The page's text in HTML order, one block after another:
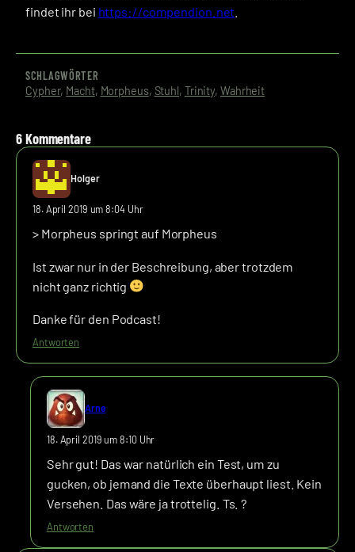
findet ihr bei https://compendion.net
SCHLAGWÖRTER
Cypher, Macht, Morpheus, Stuhl, Trinity, Wahrheit
6 Kommentare
Holger
18. April 2019 um 8:04 Uhr
> Morpheus springt auf Morpheus
Ist zwar nur in der Beschreibung, aber trotzdem
nicht ganz richtig
Danke für den Podcast!
Antworten
Arne
18. April 2019 um 8:10 Uhr
Sehr gut! Das war natürlich ein Test, um zu
gucken, ob jemand die Texte überhaupt liest. Kein
Versehen. Das wäre ja trottelig. Ts. ?
Antworten